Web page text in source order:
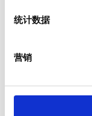
统计数据
营销
d1
d2